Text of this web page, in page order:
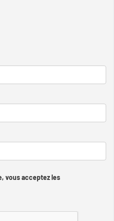
vous acceptez les